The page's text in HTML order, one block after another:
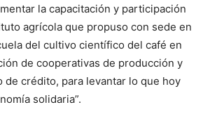
la capacitación y participación
agrícola que propuso con sede en
del cultivo científico del café en
de cooperativas de producción y
de crédito, para levantar lo que hoy
solidaria”.